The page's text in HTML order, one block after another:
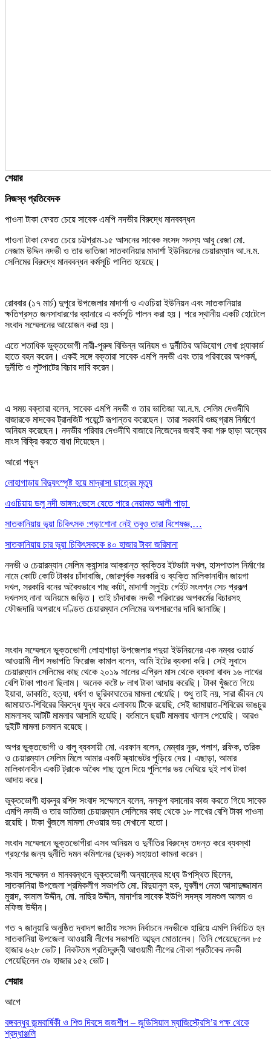
শেয়ার
নিজস্ব প্রতিবেদক
পাওনা টাকা ফেরত চেয়ে সাবেক এমপি নদভীর বিরুদ্ধে মানববন্ধন
পাওনা টাকা ফেরত চেয়ে চট্টগ্রাম-১৫ আসনের সাবেক সংসদ সদস্য আবু রেজা মো.
নেজাম উদ্দিন নদভী ও তার ভাতিজা সাতকানিয়ার মাদার্শা ইউনিয়নের চেয়ারম্যান আ.ন.ম.
সেলিমের বিরুদ্ধে মানববন্ধন কর্মসূচি পালিত হয়েছে।
রোববার (১৭ মার্চ) দুপুরে উপজেলার মাদার্শা ও এওচিয়া ইউনিয়ন এবং সাতকানিয়ার
ক্ষতিগ্রস্ত জনসাধারণের ব্যানারে এ কর্মসূচি পালন করা হয়। পরে স্থানীয় একটি হোটেলে
সংবাদ সম্মেলনের আয়োজন করা হয়।
এতে শতাধিক ভুক্তভোগী নারী-পুরুষ বিভিন্ন অনিয়ম ও দুর্নীতির অভিযোগ লেখা প্ল্যাকার্ড
হাতে বহন করেন। একই সঙ্গে বক্তারা সাবেক এমপি নদভী এবং তার পরিবারের অপকর্ম,
দুর্নীতি ও লুটপাটের বিচার দাবি করেন।
এ সময় বক্তারা বলেন, সাবেক এমপি নদভী ও তার ভাতিজা আ.ন.ম. সেলিম দেওদীঘি
বাজারকে মাদকের ট্রানজিট পয়েন্টে রূপান্তর করেছেন। তারা সরকারি গুচ্ছগ্রাম নির্মাণে
অনিয়ম করেছেন। নদভীর পরিবার দেওদীঘি বাজারে নিজেদের জবাই করা গরু ছাড়া অন্যের
মাংস বিক্রি করতে বাধা দিয়েছেন।
আরো পড়ুন
লোহাগাড়ায় বিদ্যুৎস্পৃষ্ট হয়ে মাদ্রাসা ছাত্রের মৃত্যু
এওচিয়ায় ডলু নদী ভাঙ্গন:ভেসে যেতে পারে নেয়ামত আলী পাড়া
সাতকানিয়ায় ভূয়া চিকিৎসক :পড়াশোনা নেই তবুও তারা বিশেষজ্ঞ,…
সাতকানিয়ায় চার ভুয়া চিকিৎসককে ৪০ হাজার টাকা জরিমানা
নদভী ও চেয়ারম্যান সেলিম ক্যান্সার আক্রান্ত ব্যক্তির ইটভাটা দখল, হাসপাতাল নির্মাণের
নামে কোটি কোটি টাকার চাঁদাবাজি, জোরপূর্বক সরকারি ও ব্যক্তি মালিকানাধীন জায়গা
দখল, সরকারি বনের অবৈধভাবে গাছ কাটা, মাদার্শা স্লুইচ গেইট সংলগ্ন সেচ প্রকল্প
দখলসহ নানা অনিয়মে জড়িত। তাই চাঁদাবাজ নদভী পরিবারের অপকর্মের বিচারসহ
ফৌজদারি অপরাধে দণ্ডিত চেয়ারম্যান সেলিমের অপসারণের দাবি জানাচ্ছি।
সংবাদ সম্মেলনে ভুক্তভোগী লোহাগাড়া উপজেলার পদুয়া ইউনিয়নের এক নম্বর ওয়ার্ড
আওয়ামী লীগ সভাপতি ফিরোজ কামাল বলেন, আমি ইটের ব্যবসা করি। সেই সুবাদে
চেয়ারম্যান সেলিমের কাছ থেকে ২০১৯ সালের এপ্রিল মাস থেকে ব্যবসা বাবদ ১৬ লাখের
বেশি টাকা পাওনা ছিলাম। অনেক কষ্টে ৮ লাখ টাকা আদায় করেছি। টাকা খুঁজতে গিয়ে
ইয়াবা, ডাকাতি, হত্যা, ধর্ষণ ও ছুরিকাঘাতের মামলা খেয়েছি। শুধু তাই নয়, সারা জীবন যে
জামায়াত-শিবিরের বিরুদ্ধে যুদ্ধ করে এলাকায় টিকে রয়েছি, সেই জামায়াত-শিবিরের ভাঙচুর
মামলাসহ আটটি মামলার আসামি হয়েছি। বর্তমানে ছয়টি মামলায় খালাস পেয়েছি। আরও
দুইটি মামলা চলমান রয়েছে।
অপর ভুক্তভোগী ও বালু ব্যবসায়ী মো. এরফান বলেন, মেম্বার নুরু, পলাশ, রফিক, তরিক
ও চেয়ারম্যান সেলিম মিলে আমার একটি স্ক্যাভেটর পুড়িয়ে দেয়। এছাড়া, আমার
মালিকানাধীন একটি ট্রাকে অবৈধ গাছ তুলে দিয়ে পুলিশের ভয় দেখিয়ে দুই লাখ টাকা
আদায় করে।
ভুক্তভোগী হারুনুর রশিদ সংবাদ সম্মেলনে বলেন, নলকূপ বসানোর কাজ করতে গিয়ে সাবেক
এমপি নদভী ও তার ভাতিজা চেয়ারম্যান সেলিমের কাছ থেকে ১৮ লাখের বেশি টাকা পাওনা
রয়েছি। টাকা খুঁজলে মামলা দেওয়ার ভয় দেখানো হতো।
সংবাদ সম্মেলনে ভুক্তভোগীরা এসব অনিয়ম ও দুর্নীতির বিরুদ্ধে তদন্ত করে ব্যবস্থা
গ্রহণের জন্য দুর্নীতি দমন কমিশনের (দুদক) সহায়তা কামনা করেন।
সংবাদ সম্মেলন ও মানববন্ধনে ভুক্তভোগী অন্যান্যের মধ্যে উপস্থিত ছিলেন,
সাতকানিয়া উপজেলা শ্রমিকলীগ সভাপতি মো. রিদুয়ানুল হক, যুবলীগ নেতা আসাদুজ্জামান
মুরাদ, কামাল উদ্দীন, মো. নাছির উদ্দীন, মাদার্শার সাবেক ইউপি সদস্য সামশুল আলম ও
মফিজ উদ্দীন।
গত ৭ জানুয়ারি অনুষ্ঠিত দ্বাদশ জাতীয় সংসদ নির্বাচনে নদভীকে হারিয়ে এমপি নির্বাচিত হন
সাতকানিয়া উপজেলা আওয়ামী লীগের সভাপতি আব্দুল মোতালেব। তিনি পেয়েছেলেন ৮৫
হাজার ৬২৮ ভোট। নিকটতম প্রতিদ্বন্দ্বী আওয়ামী লীগের নৌকা প্রতীকের নদভী
পেয়েছিলেন ৩৯ হাজার ১৫২ ভোট।
শেয়ার
আগে
বঙ্গবন্ধুর জন্মবার্ষিকী ও শিশু দিবসে জজশীপ – জুডিসিয়াল ম্যাজিস্ট্রেসি’র পক্ষ থেকে
শ্রদ্ধাঞ্জলি